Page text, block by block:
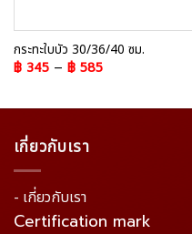
กระทะใบบัว 30/36/40 ซม.
฿345– ฿585
เกี่ยวกับเรา
- เกี่ยวกับเรา
Certification mark